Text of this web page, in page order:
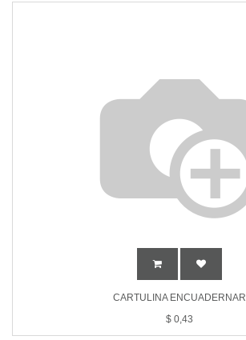
CARTULINA ENCUADERNAR
$ 0,43